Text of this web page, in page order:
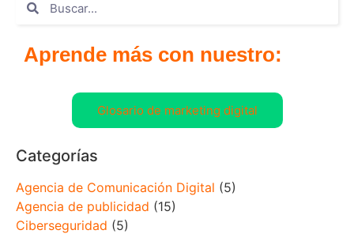
Aprende más con nuestro:
Glosario de marketing digital
Categorías
Agencia de Comunicación Digital (5)
Agencia de publicidad (15)
Ciberseguridad (5)